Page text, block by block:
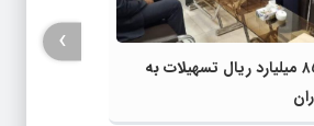
پرداخت ۸۵ میلیارد ریال تسهیلات به
›